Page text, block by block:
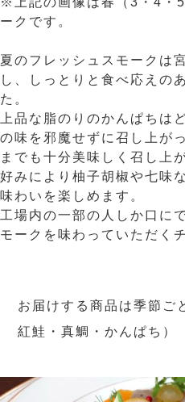
ークです。
夏のフレッシュスモークは
し、しっとりと食べ応えの
た。
上品な脂のりのかんぱちは
の味を邪魔せずに召し上が
までも十分美味しく召し上
好みにより柚子胡椒や七味
味わいを楽しめます。
工場内の一部の人しか口に
モークを味わっていただく
お届けする商品は季節ご
紅鮭・真鯛・かんぱち）